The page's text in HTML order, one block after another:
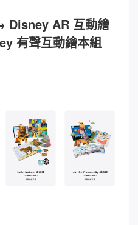
Disney AR 互動繪
有聲互動繪本組